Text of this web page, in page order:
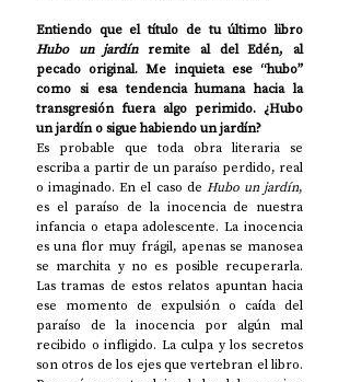
Hubo un jardín remite al del Edén, al
pecado original. Me inquieta ese “hubo”
como si esa tendencia humana hacia la
transgresión fuera algo perimido. ¿Hubo
un jardín o sigue habiendo un jardín?
Es probable que toda obra literaria se
escriba a partir de un paraíso perdido, real
o imaginado. En el caso de Hubo un jardín,
es el paraíso de la inocencia de nuestra
infancia o etapa adolescente. La inocencia
es una flor muy frágil, apenas se manosea
se marchita y no es posible recuperarla.
Las tramas de estos relatos apuntan hacia
ese momento de expulsión o caída del
paraíso de la inocencia por algún mal
recibido o infligido. La culpa y los secretos
son otros de los ejes que vertebran el libro.